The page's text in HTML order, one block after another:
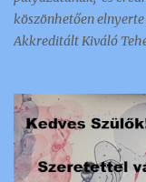
köszönhetően
Akkreditált Kiváló
rendelkezik a
Európai
kapcsolatos
megvalósítása terén;